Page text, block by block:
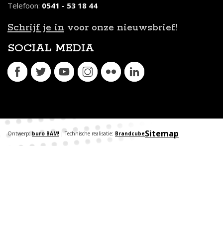
Telefoon: 0541 - 53 18 44
Schrijf je in voor onze nieuwsbrief!
SOCIAL MEDIA
Sitemap
Ontwerp: buro BAM! | Technische realisatie: Brandcube